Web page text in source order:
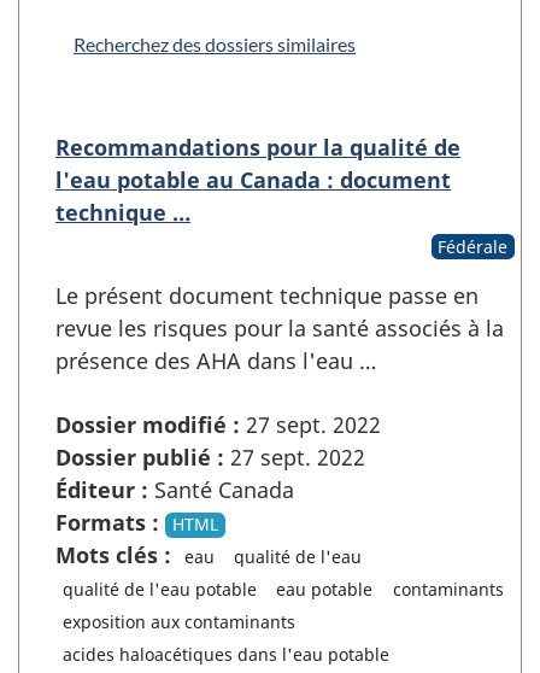
Recherchez des dossiers similaires
Recommandations pour la qualité de
l'eau potable au Canada : document
technique …
Fédérale
Le présent document technique passe en
revue les risques pour la santé associés à la
présence des AHA dans l'eau …
Dossier modifié : 27 sept. 2022
Dossier publié : 27 sept. 2022
Éditeur : Santé Canada
Formats :
HTML
Mots clés : eau
qualité de l'eau
qualité de l'eau potable
eau potable
contaminants
exposition aux contaminants
acides haloacétiques dans l'eau potable